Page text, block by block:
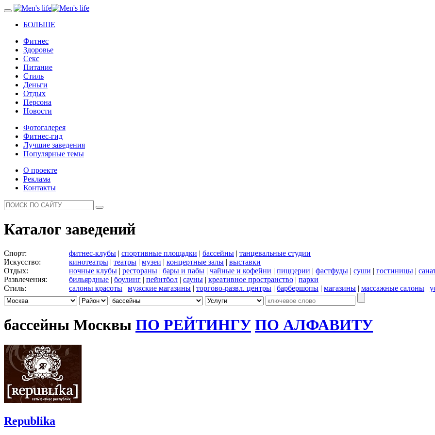
БОЛЬШЕ
Фитнес
Здоровье
Секс
Питание
Стиль
Деньги
Отдых
Персона
Новости
Фотогалерея
Фитнес-гид
Лучшие заведения
Популярные темы
О проекте
Реклама
Контакты
Каталог заведений
Спорт: фитнес-клубы | спортивные площадки | бассейны | танцевальные студии
Искусство:
кинотеатры | театры | музеи | концертные залы | выставки
Отдых:
ночные клубы | рестораны | бары и пабы | чайные и кофейни | пиццерии | фастфуды | суши | гостиницы |
Развлечения:
бильярдные | боулинг | пейнтбол | сауны | креативное пространство | парки
Стиль:
салоны красоты | мужские магазины | торгово-развл. центры | барбершопы | магазины | массажные салоны |
бассейны Москвы ПО РЕЙТИНГУ ПО АЛФАВИТУ
Republika